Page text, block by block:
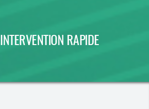
INTERVENTION RAPIDE